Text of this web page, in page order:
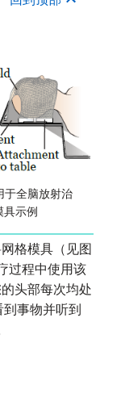
于全脑放射治
具示例
格模具（见图
过程中使用该
头部每次均处
事物并听到